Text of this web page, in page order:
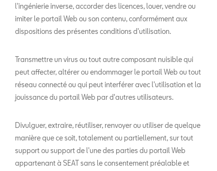
l'ingénierie inverse, accorder des licences, louer, vendre ou
imiter le portail Web ou son contenu, conformément aux
dispositions des présentes conditions d'utilisation.
Transmettre un virus ou tout autre composant nuisible qui
peut affecter, altérer ou endommager le portail Web ou tout
réseau connecté ou qui peut interférer avec l'utilisation et la
jouissance du portail Web par d'autres utilisateurs.
Divulguer, extraire, réutiliser, renvoyer ou utiliser de quelque
manière que ce soit, totalement ou partiellement, sur tout
support ou support de l'une des parties du portail Web
appartenant à SEAT sans le consentement préalable et